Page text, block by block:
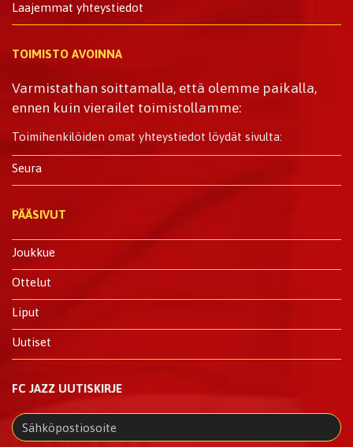
Laajemmat yhteystiedot
TOIMISTO AVOINNA
Varmistathan soittamalla, että olemme paikalla,
ennen kuin vierailet toimistollamme:
Toimihenkilöiden omat yhteystiedot löydät sivulta:
Seura
PÄÄSIVUT
Joukkue
Ottelut
Liput
Uutiset
FC JAZZ UUTISKIRJE